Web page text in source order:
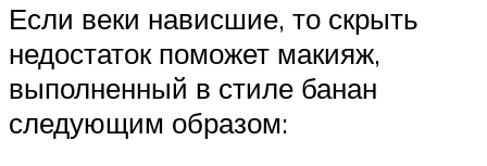
Если веки нависшие, то скрыть
недостаток поможет макияж,
выполненный в стиле банан
следующим образом: